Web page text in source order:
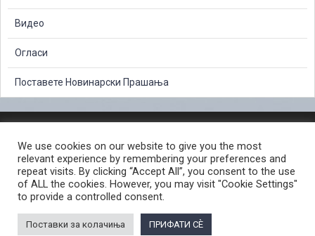
Видео
Огласи
Поставете Новинарски Прашања
СЛОБОДЕН ПРИСТАП ДО ИНФОРМАЦИИ ОД ЈАВЕН КАРАКТЕР
ПОСТАПКА ЗА ПРИЈАВА НА КРИВИЧНО ДЕЛО
КОРИСНИ ЛИНКОВИ
ПОЛИТИКА ЗА ПРИВАТНОСТ ВЕБ СТРАНИЦА
© 2026 ЈАВНО ОБВИНИТЕЛСТВО НА РЕПУБЛИКА СЕВЕРНА МАКЕДОНИЈА •
We use cookies on our website to give you the most
relevant experience by remembering your preferences and
repeat visits. By clicking “Accept All”, you consent to the use
of ALL the cookies. However, you may visit "Cookie Settings"
to provide a controlled consent.
Поставки за колачиња ПРИФАТИ СÈ